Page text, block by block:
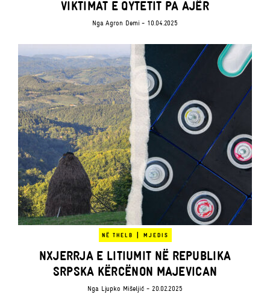
VIKTIMAT E QYTETIT PA AJËR
NgaAgron Demi - 10.04.2025
NË THELB | MJEDIS
NXJERRJA E LITIUMIT NË REPUBLIKA
SRPSKA KËRCËNON MAJEVICAN
Nga Ljupko Mišeljić - 20.02.2025